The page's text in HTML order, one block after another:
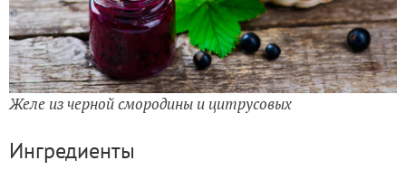
Желе из черной смородины и цитрусовых
Ингредиенты